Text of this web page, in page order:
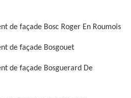
de façade Bosc Roger En Roumois
de façade Bosgouet
de façade Bosguerard De